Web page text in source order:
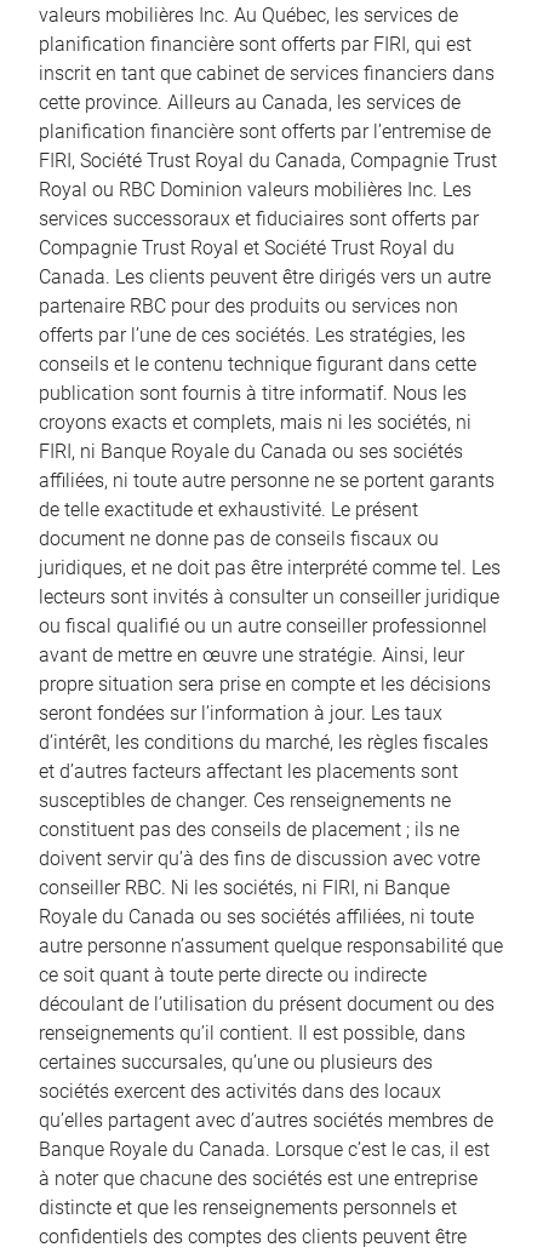
valeurs mobilières Inc. Au Québec, les services de
planification financière sont offerts par FIRI, qui est
inscrit en tant que cabinet de services financiers dans
cette province. Ailleurs au Canada, les services de
planification financière sont offerts par l’entremise de
FIRI, Société Trust Royal du Canada, Compagnie Trust
Royal ou RBC Dominion valeurs mobilières Inc. Les
services successoraux et fiduciaires sont offerts par
Compagnie Trust Royal et Société Trust Royal du
Canada. Les clients peuvent être dirigés vers un autre
partenaire RBC pour des produits ou services non
offerts par l’une de ces sociétés. Les stratégies, les
conseils et le contenu technique figurant dans cette
publication sont fournis à titre informatif. Nous les
croyons exacts et complets, mais ni les sociétés, ni
FIRI, ni Banque Royale du Canada ou ses sociétés
affiliées, ni toute autre personne ne se portent garants
de telle exactitude et exhaustivité. Le présent
document ne donne pas de conseils fiscaux ou
juridiques, et ne doit pas être interprété comme tel. Les
lecteurs sont invités à consulter un conseiller juridique
ou fiscal qualifié ou un autre conseiller professionnel
avant de mettre en œuvre une stratégie. Ainsi, leur
propre situation sera prise en compte et les décisions
seront fondées sur l’information à jour. Les taux
d’intérêt, les conditions du marché, les règles fiscales
et d’autres facteurs affectant les placements sont
susceptibles de changer. Ces renseignements ne
constituent pas des conseils de placement ; ils ne
doivent servir qu’à des fins de discussion avec votre
conseiller RBC. Ni les sociétés, ni FIRI, ni Banque
Royale du Canada ou ses sociétés affiliées, ni toute
autre personne n’assument quelque responsabilité que
ce soit quant à toute perte directe ou indirecte
découlant de l’utilisation du présent document ou des
renseignements qu’il contient. Il est possible, dans
certaines succursales, qu’une ou plusieurs des
sociétés exercent des activités dans des locaux
qu’elles partagent avec d’autres sociétés membres de
Banque Royale du Canada. Lorsque c’est le cas, il est
à noter que chacune des sociétés est une entreprise
distincte et que les renseignements personnels et
confidentiels des comptes des clients peuvent être